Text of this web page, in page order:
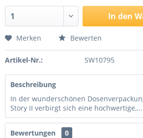
In den
Merken Bewerten
Artikel-Nr.: SW10795
Beschreibung
In der wunderschönen
Story II verbirgt sich eine hochwertige,...
Bewertungen
0